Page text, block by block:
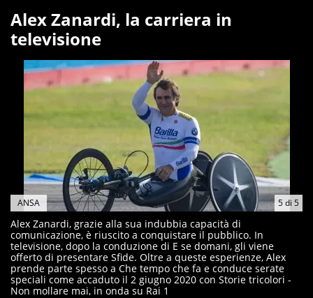
Alex Zanardi, la carriera in
televisione
5di 5
ANSA
Alex Zanardi, grazie alla sua indubbia capacità di
comunicazione, è riuscito a conquistare il pubblico. In
televisione, dopo la conduzione di E se domani, gli viene
offerto di presentare Sfide. Oltre a queste esperienze, Alex
prende parte spesso a Che tempo che fa e conduce serate
speciali come accaduto il 2 giugno 2020 con Storie tricolori -
Non mollare mai, in onda su Rai 1